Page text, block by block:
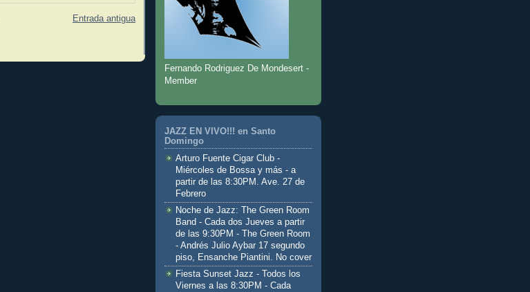
Entrada antigua
Fernando Rodriguez De Mondesert -
Member
JAZZ EN VIVO!!! en Santo
Domingo
Arturo Fuente Cigar Club -
Miércoles de Bossa y más - a
partir de las 8:30PM. Ave. 27 de
Febrero
Noche de Jazz: The Green Room
Band - Cada dos Jueves a partir
de las 9:30PM - The Green Room
- Andrés Julio Aybar 17 segundo
piso, Ensanche Piantini. No cover
Fiesta Sunset Jazz - Todos los
Viernes a las 8:30PM - Cada